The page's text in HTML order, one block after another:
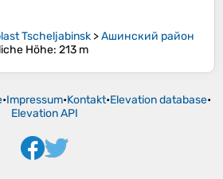
Tscheljabinsk >Ашинский район
Höhe: 213 m
•Impressum•Kontakt•Elevation database•
Elevation API